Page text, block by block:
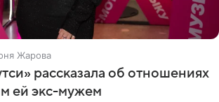
Жарова
рассказала об отношениях
ей экс-мужем